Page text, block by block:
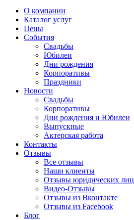
О компании
Каталог услуг
Цены
События
Свадьбы
Юбилеи
Дни рождения
Корпоративы
Праздники
Новости
Свадьбы
Корпоративы
Дни рождения и Юбилеи
Выпускные
Актерская работа
Контакты
Отзывы
Все отзывы
Наши клиенты
Отзывы юридических лиц
Видео-Отзывы
Отзывы из Вконтакте
Отзывы из Facebook
Блог